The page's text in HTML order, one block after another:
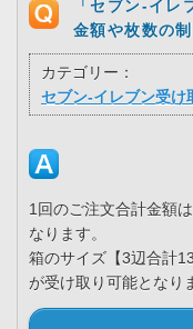
「セブン-イレ
金額や枚数の
カテゴリー：
セブン-イレブン受け
1回のご注文合計金額
なります。
箱のサイズ【3辺合計
が受け取り可能となり